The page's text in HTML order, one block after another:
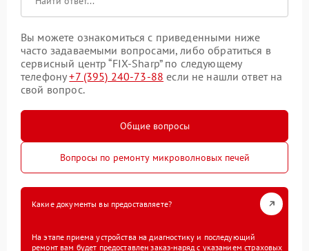
Вы можете ознакомиться с приведенными ниже
часто задаваемыми вопросами, либо обратиться в
сервисный центр “FIX-Sharp” по следующему
телефону+7 (395) 240-73-88 если не нашли ответ на
свой вопрос.
Общие вопросы
Вопросы по ремонту микроволновых печей
Какие документы вы предоставляете?
На этапе приема устройства на диагностику и последующий
ремонт вам будет предоставлен заказ-наряд с указанием страховых